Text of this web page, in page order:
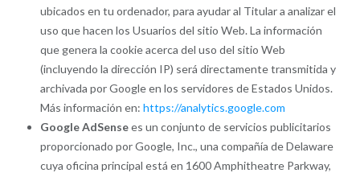
ubicados en tu ordenador, para ayudar al Titular a analizar el
uso que hacen los Usuarios del sitio Web. La información
que genera la cookie acerca del uso del sitio Web
(incluyendo la dirección IP) será directamente transmitida y
archivada por Google en los servidores de Estados Unidos.
Más información en: https://analytics.google.com
Google AdSensees un conjunto de servicios publicitarios
proporcionado por Google, Inc., una compañía de Delaware
cuya oficina principal está en 1600 Amphitheatre Parkway,